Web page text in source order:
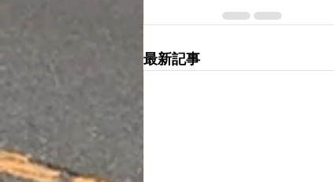
最新記事